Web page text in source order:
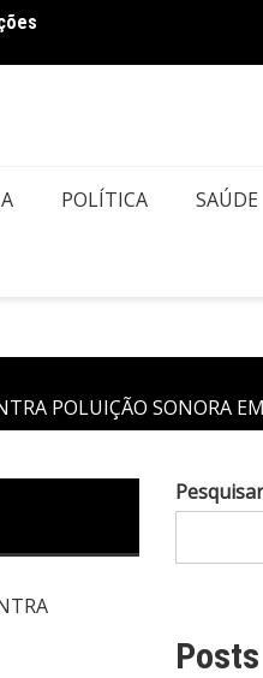
Bolsonaro
POLÍTICA SAÚDE
POLUIÇÃO SONORA
Pesquisar